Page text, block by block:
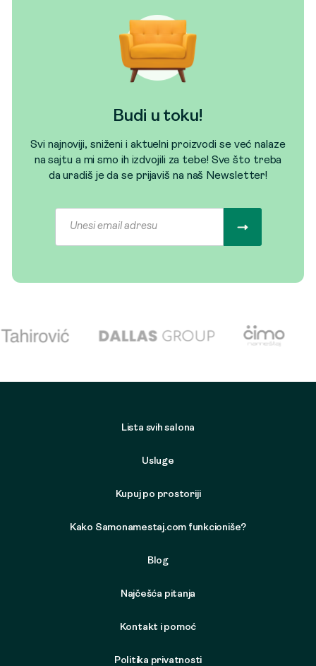
Budi u toku!
Svi najnoviji, sniženi i aktuelni proizvodi se već nalaze
na sajtu a mi smo ih izdvojili za tebe! Sve što treba
da uradiš je da se prijaviš na naš Newsletter!
Lista svih salona
Usluge
Kupuj po prostoriji
Kako Samonamestaj.com funkcioniše?
Blog
Najčešća pitanja
Kontakt i pomoć
Politika privatnosti